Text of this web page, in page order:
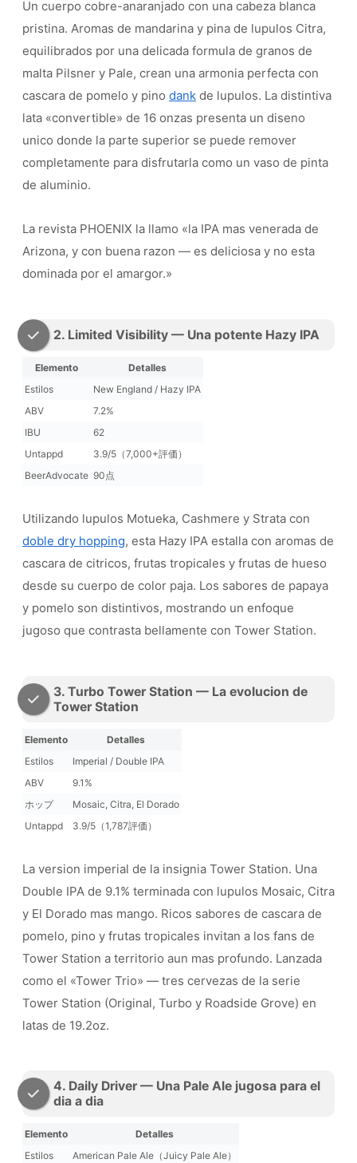
Un cuerpo cobre-anaranjado con una cabeza blanca
pristina. Aromas de mandarina y pina de lupulos Citra,
equilibrados por una delicada formula de granos de
malta Pilsner y Pale, crean una armonia perfecta con
cascara de pomelo y pino dank de lupulos. La distintiva
lata «convertible» de 16 onzas presenta un diseno
unico donde la parte superior se puede remover
completamente para disfrutarla como un vaso de pinta
de aluminio.
La revista PHOENIX la llamo «la IPA mas venerada de
Arizona, y con buena razon — es deliciosa y no esta
dominada por el amargor.»
2. Limited Visibility — Una potente Hazy IPA
Elemento
Detalles
Estilos
New England / Hazy IPA
ABV
7.2%
IBU
62
Untappd
3.9/5（7,000+評価）
BeerAdvocate 90点
Utilizando lupulos Motueka, Cashmere y Strata con
doble dry hopping, esta Hazy IPA estalla con aromas de
cascara de citricos, frutas tropicales y frutas de hueso
desde su cuerpo de color paja. Los sabores de papaya
y pomelo son distintivos, mostrando un enfoque
jugoso que contrasta bellamente con Tower Station.
3. Turbo Tower Station — La evolucion de
Tower Station
Elemento
Detalles
Estilos
Imperial / Double IPA
ABV
9.1%
ホップ
Mosaic, Citra, El Dorado
Untappd
3.9/5（1,787評価）
La version imperial de la insignia Tower Station. Una
Double IPA de 9.1% terminada con lupulos Mosaic, Citra
y El Dorado mas mango. Ricos sabores de cascara de
pomelo, pino y frutas tropicales invitan a los fans de
Tower Station a territorio aun mas profundo. Lanzada
como el «Tower Trio» — tres cervezas de la serie
Tower Station (Original, Turbo y Roadside Grove) en
latas de 19.2oz.
4. Daily Driver — Una Pale Ale jugosa para el
dia a dia
Elemento
Detalles
Estilos
American Pale Ale（Juicy Pale Ale）